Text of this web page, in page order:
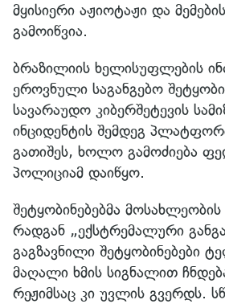
მყისიერი აჟიოტაჟი და
გამოიწვია.
ბრაზილიის ხელისუფლების
ეროვნული საგანგებო
სავარაუდო კიბერშეტევის
ინციდენტის შემდეგ
გათიშეს, ხოლო გამოძიება
პოლიციამ დაიწყო.
შეტყობინებებმა
რადგან „ექსტრემალური
გაგზავნილი შეტყობინებები
მაღალი ხმის სიგნალით
რეჟიმსაც კი უვლის გვერდს.